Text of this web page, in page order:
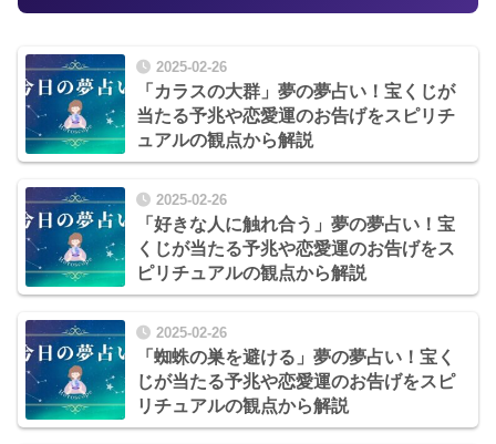
2025-02-26
「カラスの大群」夢の夢占い！宝くじが
当たる予兆や恋愛運のお告げをスピリチ
ュアルの観点から解説
2025-02-26
「好きな人に触れ合う」夢の夢占い！宝
くじが当たる予兆や恋愛運のお告げをス
ピリチュアルの観点から解説
2025-02-26
「蜘蛛の巣を避ける」夢の夢占い！宝く
じが当たる予兆や恋愛運のお告げをスピ
リチュアルの観点から解説